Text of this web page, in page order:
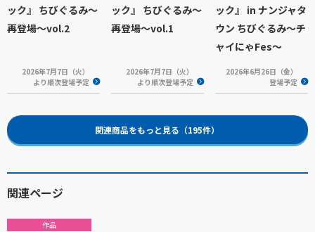
ック』 ちびぐるみ～
再登場～vol.2
2026年7月7日（火）
より順次登場予定
ック』 ちびぐるみ～
再登場～vol.1
2026年7月7日（火）
より順次登場予定
ック』 in ナンジャタ
ウン ちびぐるみ～チ
ャイにゃFes～
2026年6月26日（金）
登場予定
関連商品をもっと見る（195件）
関連ページ
作品